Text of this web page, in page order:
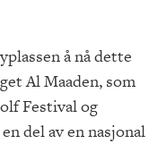
å nå dette
Al Maaden, som
Festival og
del av en nasjonal